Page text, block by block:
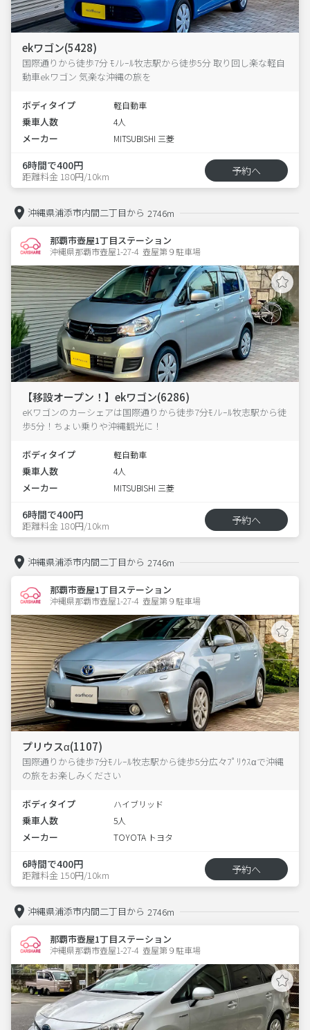
ekワゴン(5428)
国際通りから徒歩7分 ﾓﾉﾚｰﾙ牧志駅から徒歩5分 取り回し楽な軽自
動車ekワゴン 気楽な沖縄の旅を
ボディタイプ 軽自動車
乗車人数 4人
メーカー MITSUBISHI 三菱
6時間で400円
距離料金 180円/10km 予約へ
沖縄県浦添市内間二丁目から 2746m
那覇市壺屋1丁目ステーション
沖縄県那覇市壺屋1-27-4  壺屋第９駐車場
【移設オープン！】ekワゴン(6286)
eKワゴンのカーシェアは国際通りから徒歩7分ﾓﾉﾚｰﾙ牧志駅から徒
歩5分！ちょい乗りや沖縄観光に！
ボディタイプ 軽自動車
乗車人数 4人
メーカー MITSUBISHI 三菱
6時間で400円
距離料金 180円/10km 予約へ
沖縄県浦添市内間二丁目から 2746m
那覇市壺屋1丁目ステーション
沖縄県那覇市壺屋1-27-4  壺屋第９駐車場
プリウスα(1107)
国際通りから徒歩7分ﾓﾉﾚｰﾙ牧志駅から徒歩5分広々ﾌﾟﾘｳｽαで沖縄
の旅をお楽しみください
ボディタイプ ハイブリッド
乗車人数 5人
メーカー TOYOTA トヨタ
6時間で400円
距離料金 150円/10km 予約へ
沖縄県浦添市内間二丁目から 2746m
那覇市壺屋1丁目ステーション
沖縄県那覇市壺屋1-27-4  壺屋第９駐車場